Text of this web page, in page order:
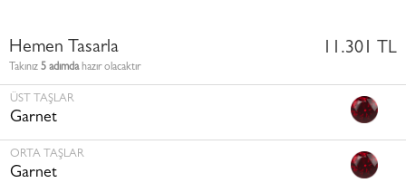
Hemen Tasarla
Takınız 5 adımdahazır olacaktır
11.301 TL
ÜST TAŞLAR
Garnet
ORTA TAŞLAR
Garnet